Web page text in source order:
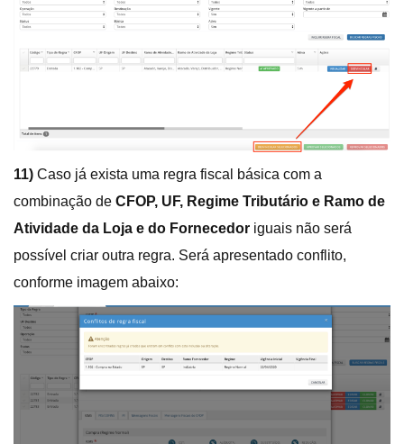
11) Caso já exista uma regra fiscal básica com a
combinação de CFOP, UF, Regime Tributário e Ramo de
Atividade da Loja e do Fornecedor iguais não será
possível criar outra regra. Será apresentado conflito,
conforme imagem abaixo: